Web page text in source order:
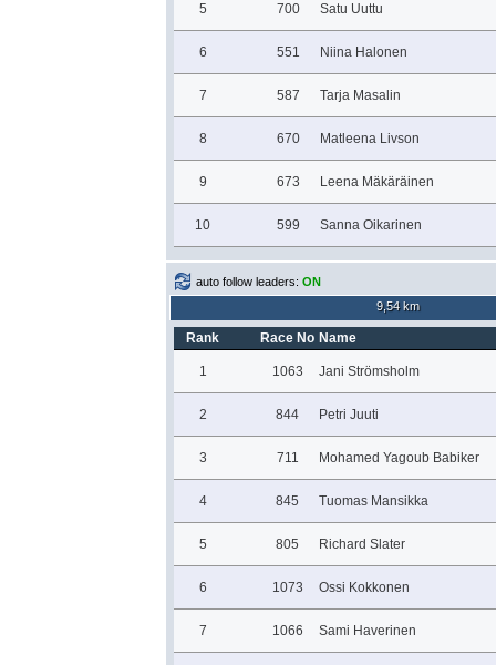
5 700 Satu Uuttu
6 551 Niina Halonen
7 587 Tarja Masalin
8 670 Matleena Livson
9 673 Leena Mäkäräinen
10 599 Sanna Oikarinen
auto follow leaders: ON
9,54 km
Rank Race No Name
1 1063 Jani Strömsholm
2 844 Petri Juuti
3 711 Mohamed Yagoub Babiker
4 845 Tuomas Mansikka
5 805 Richard Slater
6 1073 Ossi Kokkonen
7 1066 Sami Haverinen